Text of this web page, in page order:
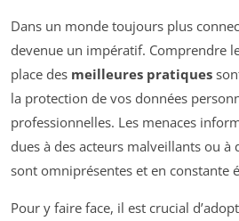
Dans un monde toujours plus
devenue un impératif. Comprendre
place des meilleures pratiques
la protection de vos données
professionnelles. Les menaces
dues à des acteurs malveillants ou à
sont omniprésentes et en constante
Pour y faire face, il est crucial